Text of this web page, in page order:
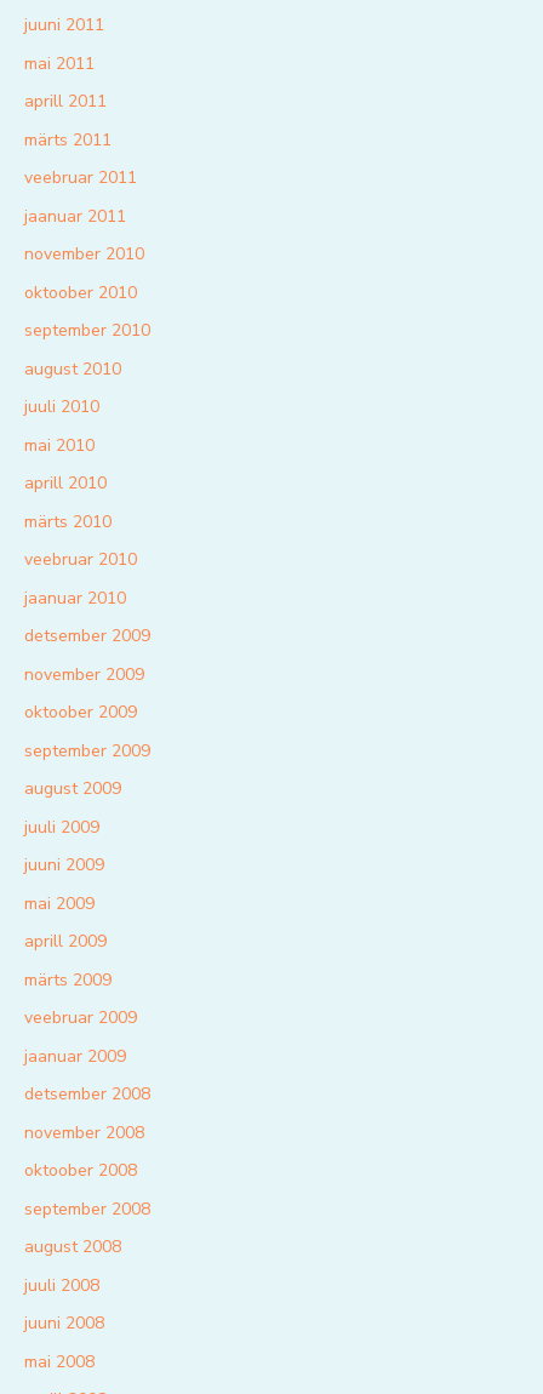
juuni 2011
mai 2011
aprill 2011
märts 2011
veebruar 2011
jaanuar 2011
november 2010
oktoober 2010
september 2010
august 2010
juuli 2010
mai 2010
aprill 2010
märts 2010
veebruar 2010
jaanuar 2010
detsember 2009
november 2009
oktoober 2009
september 2009
august 2009
juuli 2009
juuni 2009
mai 2009
aprill 2009
märts 2009
veebruar 2009
jaanuar 2009
detsember 2008
november 2008
oktoober 2008
september 2008
august 2008
juuli 2008
juuni 2008
mai 2008